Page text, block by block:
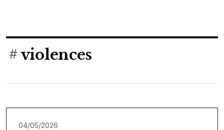
violences
04/05/2026